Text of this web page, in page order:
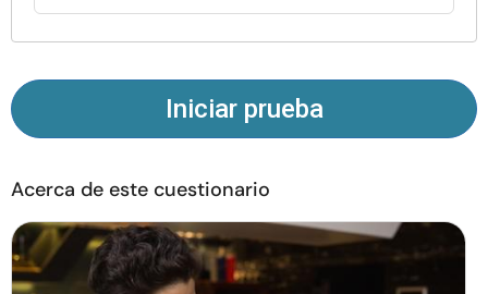
Encuentra un terapeuta
Sobre nosotros Contáctanos Escríbenos
© Copyright 2026. Todos los derechos reservados.
Iniciar prueba
Acerca de este cuestionario